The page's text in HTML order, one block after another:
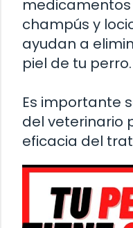
champús y
ayudan a
piel de tu perro.
Es importante
del veterinario
eficacia del